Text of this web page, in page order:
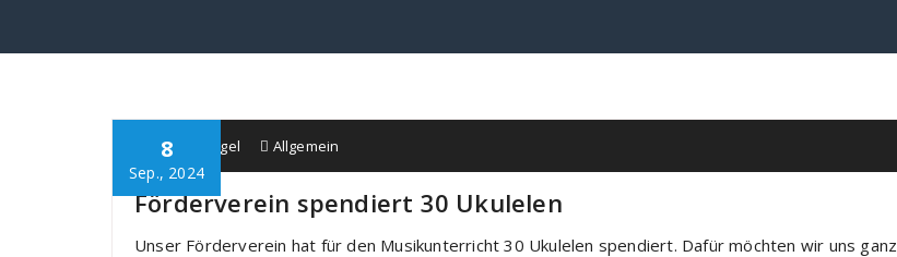
8
Sep., 2024
Schule Bürgel Allgemein
Förderverein spendiert 30 Ukulelen
Unser Förderverein hat für den Musikunterricht 30 Ukulelen spendiert. Dafür möchten wir uns ganz